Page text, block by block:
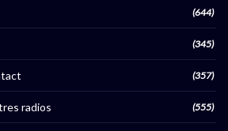
(644)
(345)
(357)
radios (555)